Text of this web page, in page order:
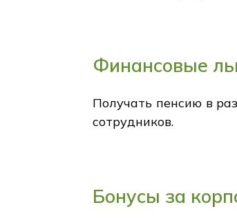
Финансовые
Получать пенсию в
сотрудников.
Бонусы за